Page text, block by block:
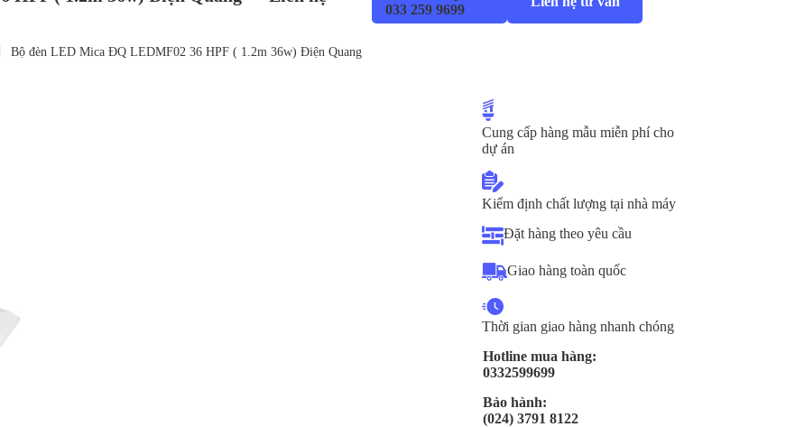
033 259 9699
Bộ đèn LED Mica ĐQ LEDMF02 36 HPF ( 1.2m 36w) Điện Quang
Cung cấp hàng mẫu miễn phí cho
dự án
Kiểm định chất lượng tại nhà máy
Đặt hàng theo yêu cầu
Giao hàng toàn quốc
Thời gian giao hàng nhanh chóng
Hotline mua hàng:
0332599699
Bảo hành:
(024) 3791 8122